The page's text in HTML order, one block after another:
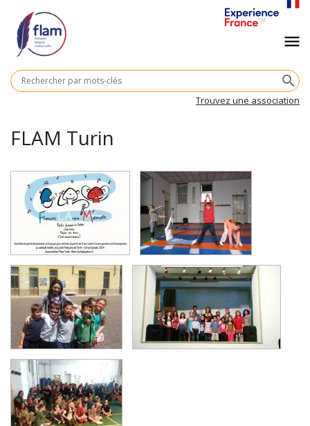
contenu
principal
Navigation
principalesearch
Trouvez une association
menu
FLAM Turin